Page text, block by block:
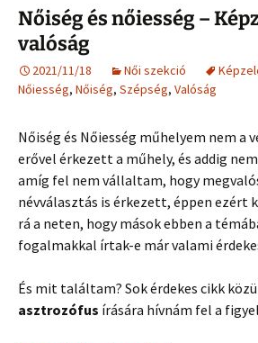
Nőiség és nőiesség –
valóság
2021/11/18 Női szekció
Nőiesség, Nőiség, Szépség, Valóság
Nőiség és Nőiesség műhelyem nem a
erővel érkezett a műhely, és addig
amíg fel nem vállaltam, hogy
névválasztás is érkezett, éppen ezért
rá a neten, hogy mások ebben a
fogalmakkal írtak-e már valami
És mit találtam? Sok érdekes cikk
asztrozófus írására hívnám fel a